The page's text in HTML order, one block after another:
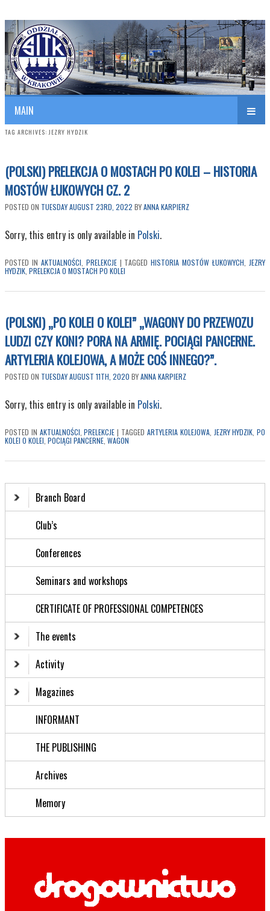
SITK RP Oddział w KRAKOWIE
Polish Association of Engineers & Technicians of Transportation
MAIN
TAG ARCHIVES:JEZRY HYDZIK
(POLSKI) PRELEKCJA O MOSTACH PO KOLEI – HISTORIA
MOSTÓW ŁUKOWYCH CZ. 2
POSTED ON TUESDAY AUGUST 23RD, 2022 BYANNA KARPIERZ
Sorry, this entry is only available in Polski.
POSTED IN AKTUALNOŚCI PRELEKCJE | TAGGED HISTORIA MOSTÓW ŁUKOWYCH JEZRY
HYDZIK PRELEKCJA O MOSTACH PO KOLEI
(POLSKI) „PO KOLEI O KOLEI” „WAGONY DO PRZEWOZU
LUDZI CZY KONI? PORA NA ARMIĘ. POCIĄGI PANCERNE.
ARTYLERIA KOLEJOWA, A MOŻE COŚ INNEGO?”.
POSTED ON TUESDAY AUGUST 11TH, 2020 BYANNA KARPIERZ
Sorry, this entry is only available in Polski.
POSTED IN AKTUALNOŚCI,PRELEKCJE | TAGGED ARTYLERIA KOLEJOWA, JEZRY HYDZIK,PO
KOLEI O KOLEI, POCIĄGI PANCERNE, WAGON
Branch Board
Club’s
Conferences
Seminars and workshops
CERTIFICATE OF PROFESSIONAL COMPETENCES
The events
Activity
Magazines
INFORMANT
THE PUBLISHING
Archives
Memory